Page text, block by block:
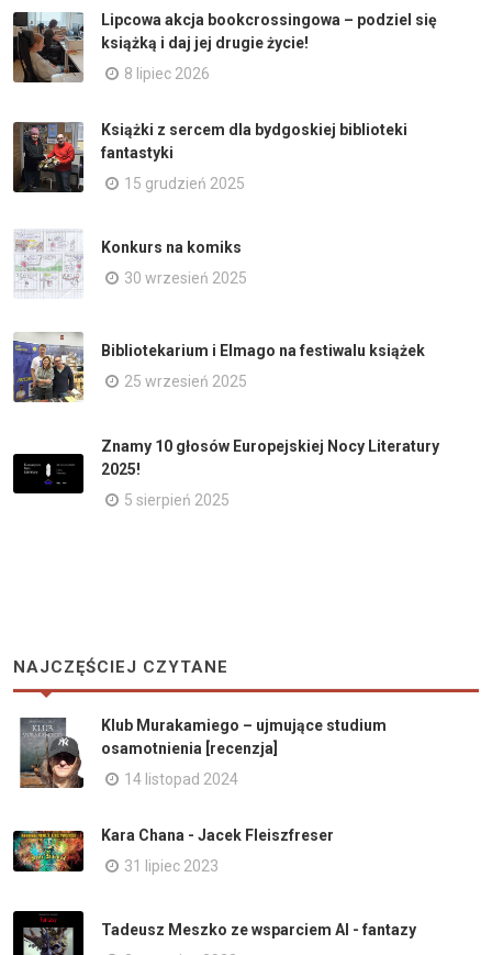
Lipcowa akcja bookcrossingowa – podziel się
książką i daj jej drugie życie!
8 lipiec 2026
Książki z sercem dla bydgoskiej biblioteki
fantastyki
15 grudzień 2025
Konkurs na komiks
30 wrzesień 2025
Bibliotekarium i Elmago na festiwalu książek
25 wrzesień 2025
Znamy 10 głosów Europejskiej Nocy Literatury
2025!
5 sierpień 2025
NAJCZĘŚCIEJ CZYTANE
Klub Murakamiego – ujmujące studium
osamotnienia [recenzja]
14 listopad 2024
Kara Chana - Jacek Fleiszfreser
31 lipiec 2023
Tadeusz Meszko ze wsparciem AI - fantazy